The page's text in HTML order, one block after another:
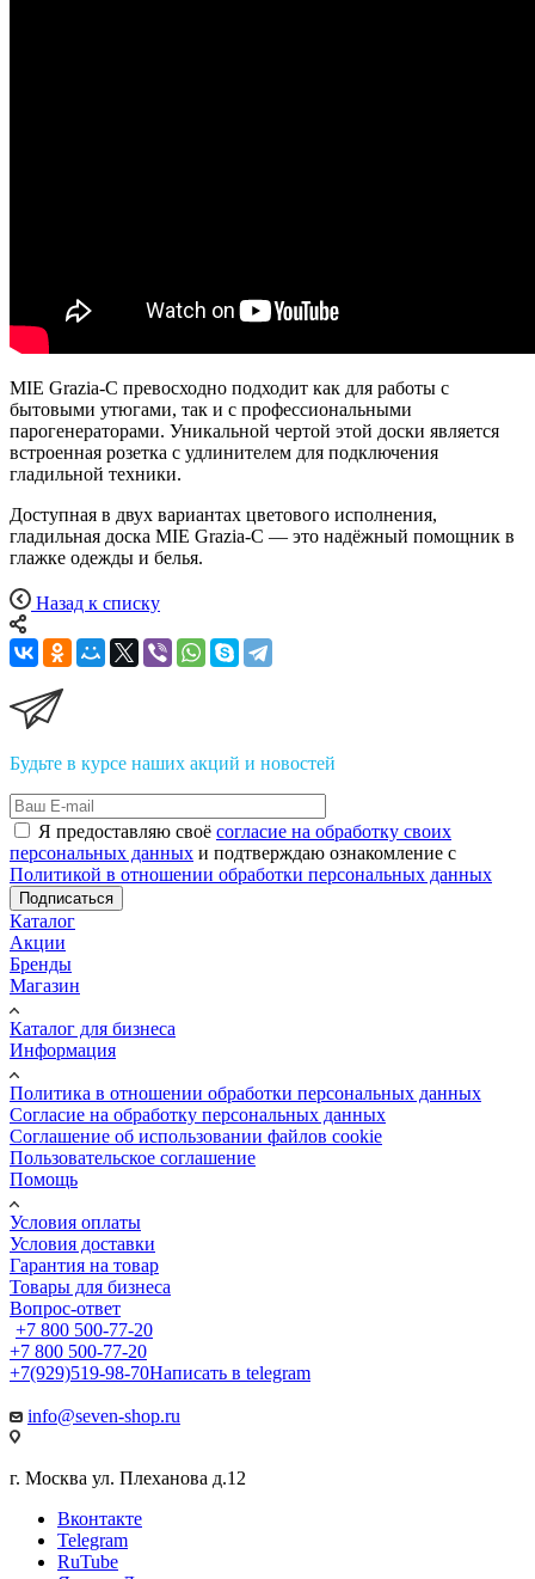
MIE Grazia-C превосходно подходит как для работы с
бытовыми утюгами, так и с профессиональными
парогенераторами. Уникальной чертой этой доски является
встроенная розетка с удлинителем для подключения
гладильной техники.
Доступная в двух вариантах цветового исполнения,
гладильная доска MIE Grazia-C — это надёжный помощник в
глажке одежды и белья.
Назад к списку
Будьте в курсе наших акций и новостей
Я предоставляю своё согласие на обработку своих
персональных данных и подтверждаю ознакомление с
Политикой в отношении обработки персональных данных
Подписаться
Каталог
Акции
Бренды
Магазин
Каталог для бизнеса
Информация
Политика в отношении обработки персональных данных
Cогласие на обработку персональных данных
Cоглашение об использовании файлов cookie
Пользовательское соглашение
Помощь
Условия оплаты
Условия доставки
Гарантия на товар
Товары для бизнеса
Вопрос-ответ
+7 800 500-77-20
+7 800 500-77-20
+7(929)519-98-70Написать в telegram
info@seven-shop.ru
г. Москва ул. Плеханова д.12
Вконтакте
Telegram
RuTube